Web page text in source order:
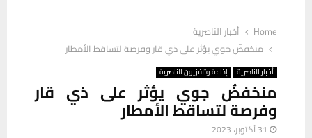
Home
أخبار الناصرية
منخفضٌ جوي يؤثر على ذي قار وفرصة لتساقط الأمطار
أخبار الناصرية إذاعة وتلفزيون الناصرية
منخفضٌ جوي يؤثر على ذي قار
وفرصة لتساقط الأمطار
31 أكتوبر، 2023